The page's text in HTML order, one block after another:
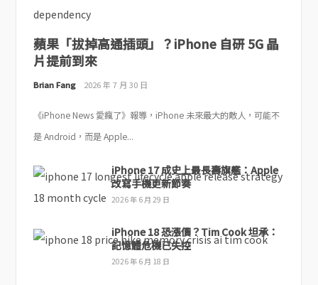
蘋果「拔掉高通插頭」？iPhone 自研 5G 晶
片提前到來
Brian Fang 2026 年 7 月 30 日
《iPhone News 愛瘋了》報導，iPhone 未來最大的敵人，可能不
是 Android，而是 Apple...
iPhone 17 成史上最長壽旗艦：Apple
改寫手機更新節奏
2026 年 6 月 29 日
iPhone 18 恐漲價？Tim Cook 坦承：
記憶體危機已失控
2026 年 6 月 18 日